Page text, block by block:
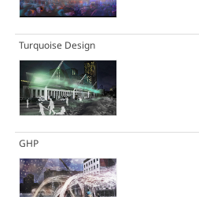
Turquoise Design
GHP